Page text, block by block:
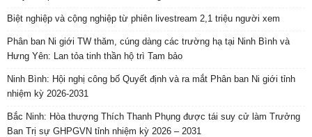
Biệt nghiệp và cộng nghiệp từ phiên livestream 2,1 triệu người xem
Phân ban Ni giới TW thăm, cúng dàng các trường hạ tại Ninh Bình và
Hưng Yên: Lan tỏa tinh thần hộ trì Tam bảo
Ninh Bình: Hội nghị công bố Quyết định và ra mắt Phân ban Ni giới tỉnh
nhiệm kỳ 2026-2031
Bắc Ninh: Hòa thượng Thích Thanh Phụng được tái suy cử làm Trưởng
Ban Trị sự GHPGVN tỉnh nhiệm kỳ 2026 – 2031